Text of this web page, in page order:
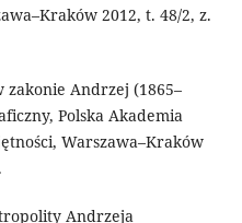
2012, t. 48/2, z.
zakonie Andrzej (1865–
Polska Akademia
Warszawa–Kraków
Andrzeja